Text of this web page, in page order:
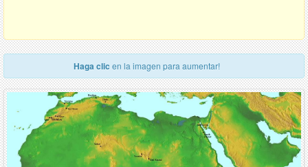
Haga clic en la imagen para aumentar!